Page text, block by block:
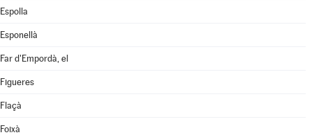
Espolla
Esponellà
Far d'Empordà, el
Figueres
Flaçà
Foixà